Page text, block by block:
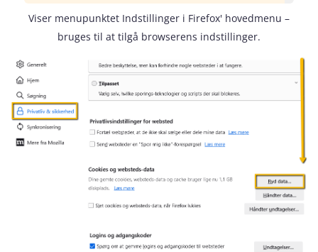
Viser menupunktet Indstillinger i Firefox' hovedmenu –
bruges til at tilgå browserens indstillinger.